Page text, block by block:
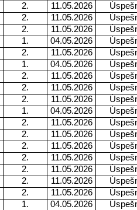
2. 11.05.2026
2. 11.05.2026
2. 11.05.2026
1. 04.05.2026
2. 11.05.2026
1. 04.05.2026
2. 11.05.2026
2. 11.05.2026
2. 11.05.2026
1. 04.05.2026
2. 11.05.2026
2. 11.05.2026
2. 11.05.2026
2. 11.05.2026
2. 11.05.2026
2. 11.05.2026
2. 11.05.2026
1. 04.05.2026